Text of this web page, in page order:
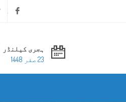
ہجری کیلنڈر
23 صفر 1448